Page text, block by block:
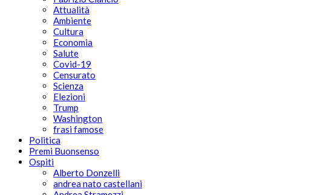
Attualità
Ambiente
Cultura
Economia
Salute
Covid-19
Censurato
Scienza
Elezioni
Trump
Washington
frasi famose
Politica
Premi Buonsenso
Ospiti
Alberto Donzelli
andrea nato castellani